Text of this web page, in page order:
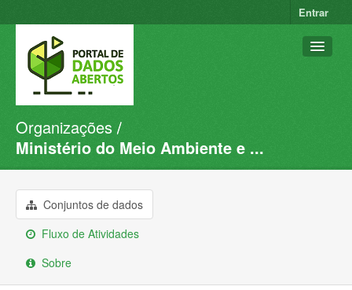
Entrar
Conjuntos de dados
Organizações
Sobre
Organizações
Ministério do Meio Ambiente e ...
Conjuntos de dados
Fluxo de Atividades
Sobre